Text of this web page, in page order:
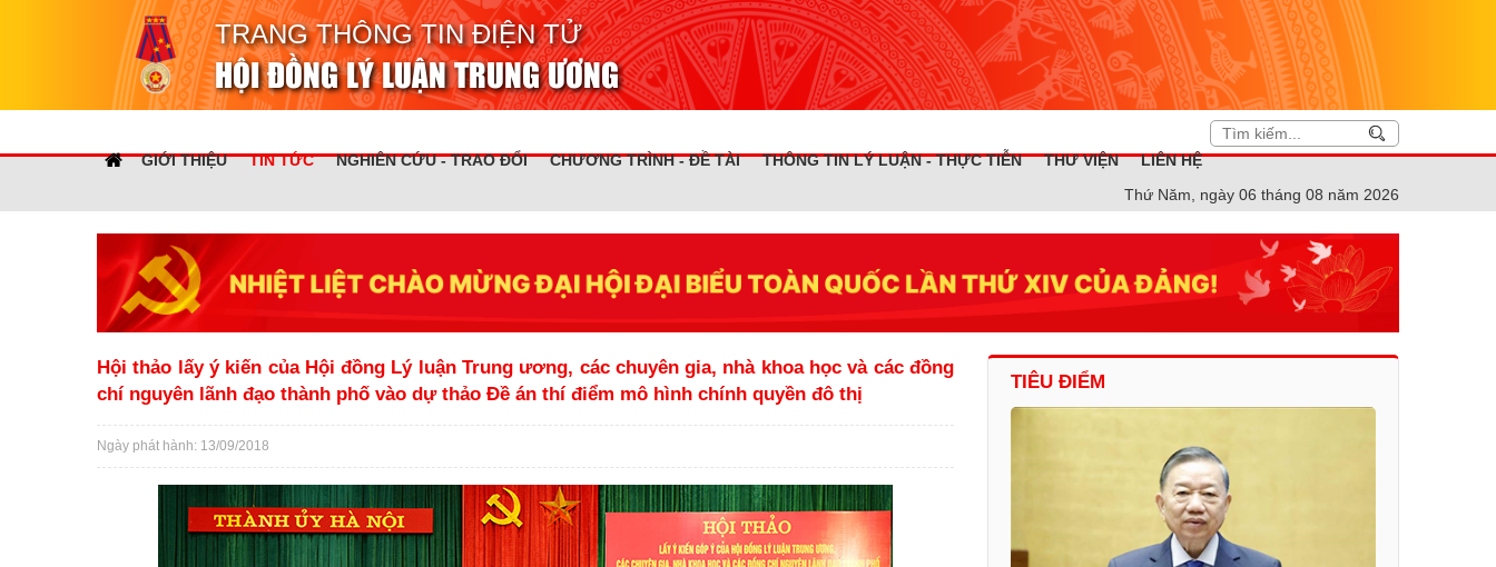
TRANG THÔNG TIN ĐIỆN TỬ
HỘI ĐỒNG LÝ LUẬN TRUNG ƯƠNG
GIỚI THIỆU TIN TỨC NGHIÊN CỨU - TRAO ĐỔI CHƯƠNG TRÌNH - ĐỀ TÀI THÔNG TIN LÝ LUẬN - THỰC TIỄN THƯ VIỆN
LIÊN HỆ
Thứ Năm, ngày 06 tháng 08 năm 2026
Hội thảo lấy ý kiến của Hội đồng Lý luận Trung ương, các chuyên gia, nhà khoa học và các đồng
chí nguyên lãnh đạo thành phố vào dự thảo Đề án thí điểm mô hình chính quyền đô thị
Ngày phát hành: 13/09/2018
TIÊU ĐIỂM